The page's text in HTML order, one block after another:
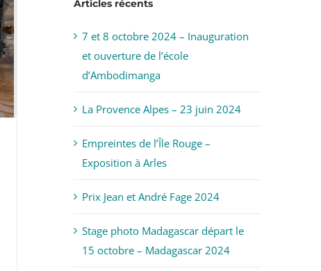
Articles récents
7 et 8 octobre 2024 – Inauguration
et ouverture de l’école
d’Ambodimanga
La Provence Alpes – 23 juin 2024
Empreintes de l’Île Rouge –
Exposition à Arles
Prix Jean et André Fage 2024
Stage photo Madagascar départ le
15 octobre – Madagascar 2024